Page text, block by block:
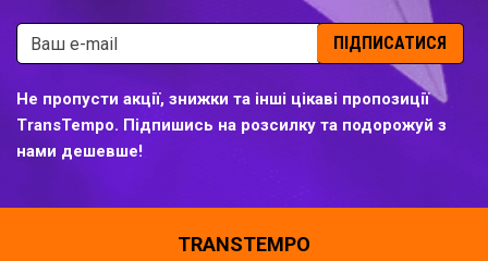
ПІДПИСАТИСЯ
Не пропусти акції, знижки та інші цікаві пропозиції
TransTempo. Підпишись на розсилку та подорожуй з
нами дешевше!
TRANSTEMPO